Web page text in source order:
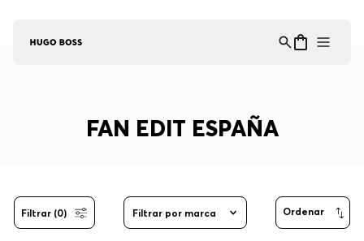
FAN EDIT ESPAÑA
Filtrar (0) Filtrar por marca
Asistente Virtual
en línea ⋮